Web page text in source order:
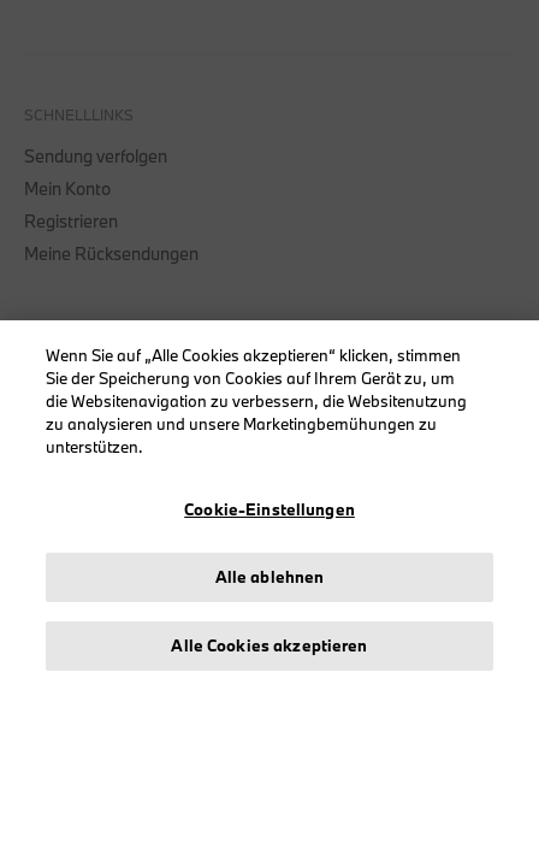
SCHNELLLINKS
Sendung verfolgen
Mein Konto
Registrieren
Meine Rücksendungen
KOLLEKTIONEN
Herren
Damen
BMW M
Wenn Sie auf „Alle Cookies akzeptieren“ klicken, stimmen
Sie der Speicherung von Cookies auf Ihrem Gerät zu, um
die Websitenavigation zu verbessern, die Websitenutzung
zu analysieren und unsere Marketingbemühungen zu
unterstützen.
Cookie-Einstellungen
Alle ablehnen
Alle Cookies akzeptieren